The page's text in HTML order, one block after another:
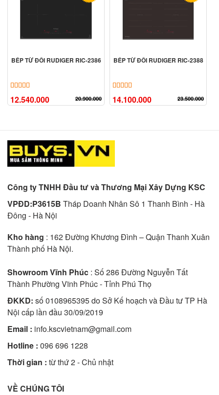
BẾP TỪ ĐÔI RUDIGER RIC-2386
12.540.000 20.900.000
BẾP TỪ ĐÔI RUDIGER RIC-2388
14.100.000 23.500.000
Công ty TNHH Đầu tư và Thương Mại Xây Dựng KSC
VPĐD:P3615B Tháp Doanh Nhân Sô 1 Thanh Bình - Hà
Đông - Hà Nội
Kho hàng : 162 Đường Khương Đình – Quận Thanh Xuân
Thành phố Hà Nội.
Showroom Vĩnh Phúc : Số 286 Đường Nguyễn Tất
Thành Phường Vĩnh Phúc - Tỉnh Phú Thọ
ĐKKD: số 0108965395 do Sở Kế hoạch và Đầu tư TP Hà
Nội cấp lần đầu 30/09/2019
Email : info.kscvietnam@gmail.com
Hotline : 096 696 1228
Thời gian : từ thứ 2 - Chủ nhật
VỀ CHÚNG TÔI